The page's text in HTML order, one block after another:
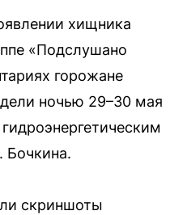
хищника
«Подслушано
горожане
ночью 29–30 мая
Бочкина.
скриншоты